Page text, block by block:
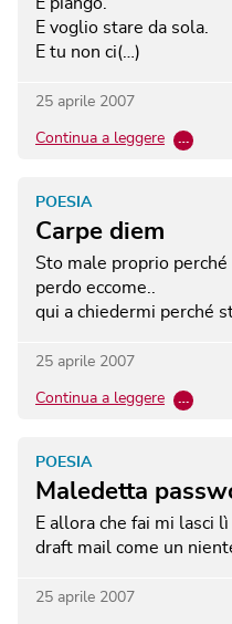
E voglio stare da sola.
E tu non ci(…)
25 aprile 2007
Continua a leggere …
Carpe diem
POESIA
Sto male proprio
perdo eccome..
qui a chiedermi perché
25 aprile 2007
Continua a leggere …
Maledetta
POESIA
E allora che fai mi lasci
draft mail come un
25 aprile 2007